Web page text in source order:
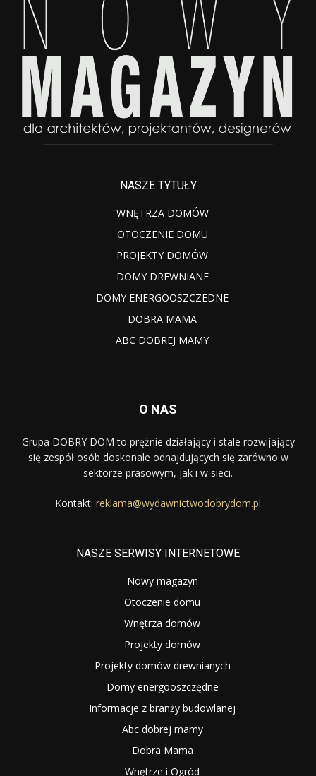
NASZE TYTUŁY
WNĘTRZA DOMÓW
OTOCZENIE DOMU
PROJEKTY DOMÓW
DOMY DREWNIANE
DOMY ENERGOOSZCZEDNE
DOBRA MAMA
ABC DOBREJ MAMY
O NAS
Grupa DOBRY DOM to prężnie działający i stale rozwijający
się zespół osób doskonale odnajdujących się zarówno w
sektorze prasowym, jak i w sieci.
Kontakt: reklama@wydawnictwodobrydom.pl
NASZE SERWISY INTERNETOWE
Nowy magazyn
Otoczenie domu
Wnętrza domów
Projekty domów
Projekty domów drewnianych
Domy energooszczędne
Informacje z branży budowlanej
Abc dobrej mamy
Dobra Mama
Wnętrze i Ogród